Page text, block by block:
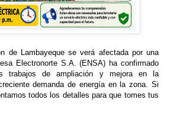
de Lambayeque se verá afectada por una
Electronorte S.A. (ENSA) ha confirmado
trabajos de ampliación y mejora en la
demanda de energía en la zona. Si
todos los detalles para que tomes tus